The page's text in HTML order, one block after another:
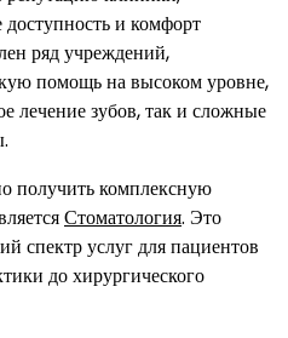
и комфорт
ряд учреждений,
помощь на высоком уровне,
лечение зубов, так и сложные
получить комплексную
Стоматология. Это
спектр услуг для пациентов
до хирургического